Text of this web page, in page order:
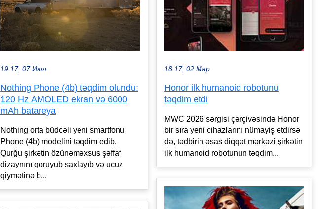
19:17, 07 Июл
Nothing Phone (4b) təqdim olundu:
120 Hz AMOLED ekran və 6000
mAh batareya
Nothing orta büdcəli yeni smartfonu
Phone (4b) modelini təqdim edib.
Qurğu şirkətin özünəməxsus şəffaf
dizaynını qoruyub saxlayıb və ucuz
qiymətinə b...
18:17, 02 Мар
Honor ilk humanoid robotunu
təqdim etdi
MWC 2026 sərgisi çərçivəsində Honor
bir sıra yeni cihazlarını nümayiş etdirsə
də, tədbirin əsas diqqət mərkəzi şirkətin
ilk humanoid robotunun təqdim...